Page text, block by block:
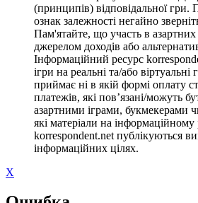
(принципів) відповідальної
ознак залежності негайно
Пам'ятайте, що участь в
джерелом доходів або
Інформаційний ресурс
ігри на реальні та/або
приймає ні в якій формі оплату
платежів, які пов’язані/можуть
азартними іграми, букмекерами
які матеріали на інформаційному
korrespondent.net публікуються
інформаційних цілях.
X